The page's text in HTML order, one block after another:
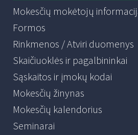
Mokesčių mokėtojų
Formos
Rinkmenos / Atviri duomenys
Skaičiuoklės ir pagalbininkai
Sąskaitos ir įmokų kodai
Mokesčių žinynas
Mokesčių kalendorius
Seminarai